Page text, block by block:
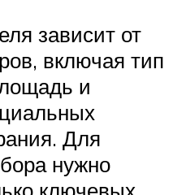
зависит от
включая тип
и
Для
нужно